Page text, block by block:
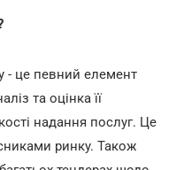
- це певний елемент
та оцінка її
надання послуг. Це
ринку. Також